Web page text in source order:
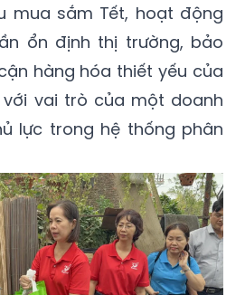
mua sắm Tết, hoạt động
ổn định thị trường, bảo
hàng hóa thiết yếu của
vai trò của một doanh
lực trong hệ thống phân